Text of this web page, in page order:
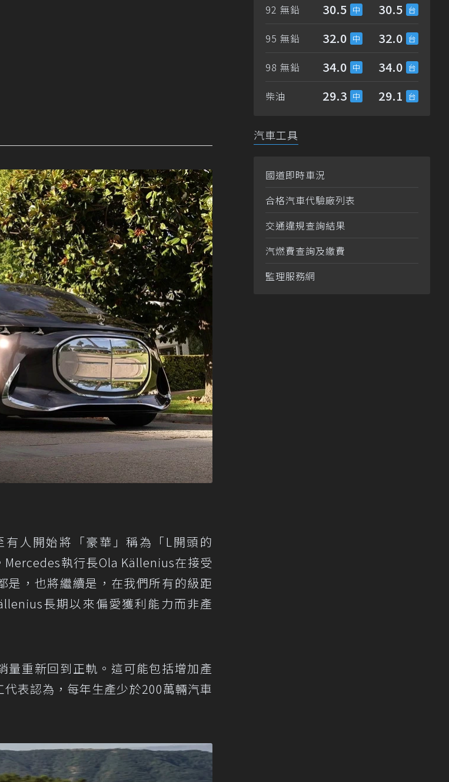
人開始將「豪華」稱為「L開頭的
執行長Ola Källenius在接受
是，也將繼續是，在我們所有的級距
長期以來偏愛獲利能力而非產
量重新回到正軌。這可能包括增加產
表認為，每年生產少於200萬輛汽車
92 無鉛 30.5 30.5
95 無鉛 32.0 32.0
98 無鉛 34.0 34.0
柴油 29.3 29.1
汽車工具
國道即時車況
合格汽車代驗廠列表
交通違規查詢結果
汽燃費查詢及繳費
監理服務網